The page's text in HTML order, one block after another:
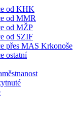
od KHK
od MMR
od MŽP
od SZIF
přes MAS Krkonoše
ostatní